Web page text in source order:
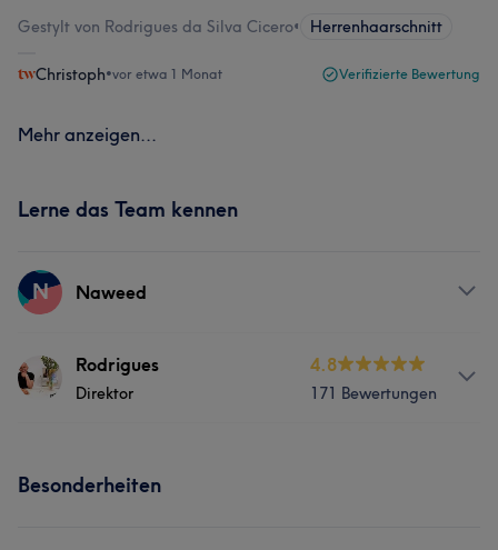
Gestylt von Rodrigues da Silva Cicero• Herrenhaarschnitt
Christoph•vor etwa 1 Monat Verifizierte Bewertung
Mehr anzeigen...
Lerne das Team kennen
N Naweed
ServicesRodrigues
Direktor
4.8
171 Bewertungen
Besonderheiten